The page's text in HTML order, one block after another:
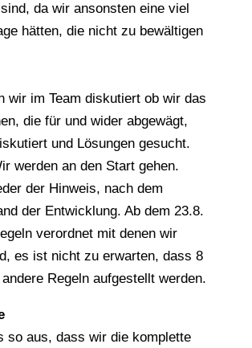
da wir ansonsten eine viel
hätten, die nicht zu bewältigen
wir im Team diskutiert ob wir das
die für und wider abgewägt,
und Lösungen gesucht.
werden an den Start gehen.
der Hinweis, nach dem
der Entwicklung. Ab dem 23.8.
verordnet mit denen wir
es ist nicht zu erwarten, dass 8
Regeln aufgestellt werden.
so aus, dass wir die komplette